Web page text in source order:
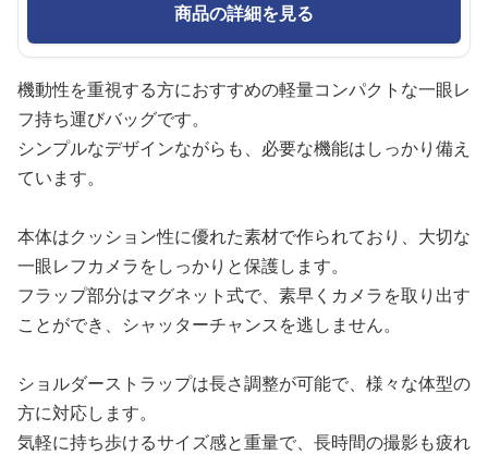
商品の詳細を見る
機動性を重視する方におすすめの軽量コンパクトな一眼レ
フ持ち運びバッグです。
シンプルなデザインながらも、必要な機能はしっかり備え
ています。
本体はクッション性に優れた素材で作られており、大切な
一眼レフカメラをしっかりと保護します。
フラップ部分はマグネット式で、素早くカメラを取り出す
ことができ、シャッターチャンスを逃しません。
ショルダーストラップは長さ調整が可能で、様々な体型の
方に対応します。
気軽に持ち歩けるサイズ感と重量で、長時間の撮影も疲れ